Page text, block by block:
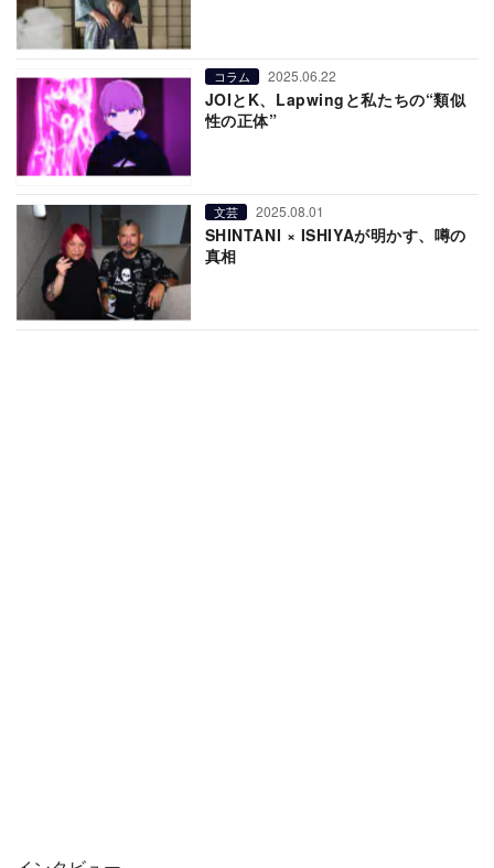
コラム 2025.06.22
JOIとK、Lapwingと私たちの“類似
性の正体”
文芸 2025.08.01
SHINTANI × ISHIYAが明かす、噂の
真相